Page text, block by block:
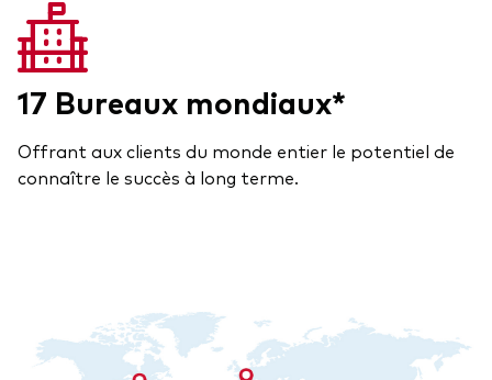
17 Bureaux mondiaux*
Offrant aux clients du monde entier le potentiel de
connaître le succès à long terme.